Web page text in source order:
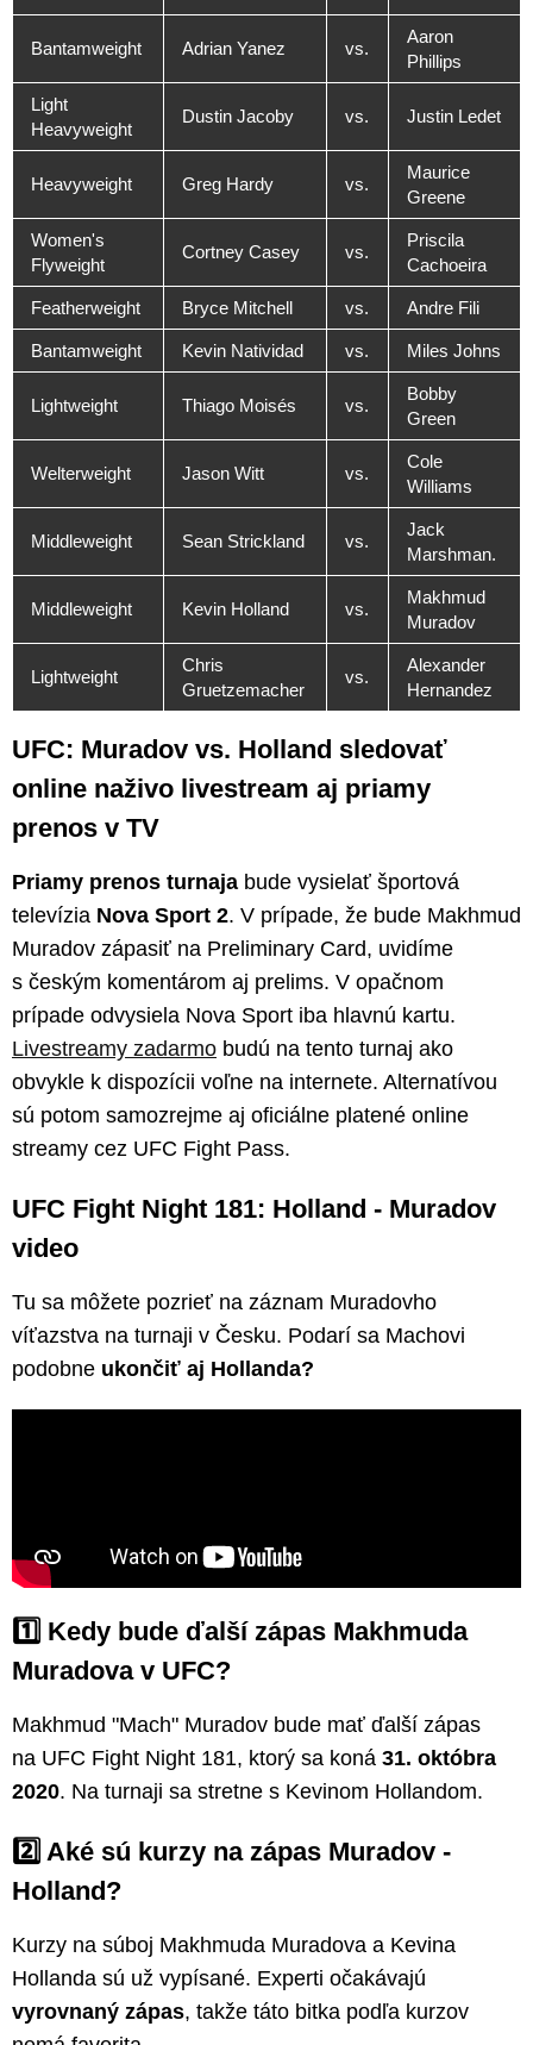
Bantamweight Adrian Yanez vs.
Aaron
Phillips
Light
Heavyweight
Dustin Jacoby vs. Justin Ledet
Heavyweight Greg Hardy vs.
Maurice
Greene
Women's
Flyweight
Cortney Casey vs.
Priscila
Cachoeira
Featherweight Bryce Mitchell vs. Andre Fili
Bantamweight Kevin Natividad vs. Miles Johns
Lightweight Thiago Moisés vs.
Bobby
Green
Welterweight Jason Witt vs.
Cole
Williams
Middleweight Sean Strickland vs.
Jack
Marshman.
Middleweight Kevin Holland vs.
Makhmud
Muradov
Lightweight
Chris
Gruetzemacher
vs.
Alexander
Hernandez
UFC: Muradov vs. Holland sledovať
online naživo livestream aj priamy
prenos v TV
Priamy prenos turnaja bude vysielať športová
televízia Nova Sport 2. V prípade, že bude Makhmud
Muradov zápasiť na Preliminary Card, uvidíme
s českým komentárom aj prelims. V opačnom
prípade odvysiela Nova Sport iba hlavnú kartu.
Livestreamy zadarmo budú na tento turnaj ako
obvykle k dispozícii voľne na internete. Alternatívou
sú potom samozrejme aj oficiálne platené online
streamy cez UFC Fight Pass.
UFC Fight Night 181: Holland - Muradov
video
Tu sa môžete pozrieť na záznam Muradovho
víťazstva na turnaji v Česku. Podarí sa Machovi
podobne ukončiť aj Hollanda?
1️⃣ Kedy bude ďalší zápas Makhmuda
Muradova v UFC?
Makhmud "Mach" Muradov bude mať ďalší zápas
na UFC Fight Night 181, ktorý sa koná 31. októbra
2020. Na turnaji sa stretne s Kevinom Hollandom.
2️⃣ Aké sú kurzy na zápas Muradov -
Holland?
Kurzy na súboj Makhmuda Muradova a Kevina
Hollanda sú už vypísané. Experti očakávajú
vyrovnaný zápas, takže táto bitka podľa kurzov